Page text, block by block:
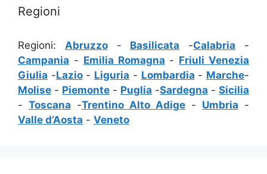
Regioni
Regioni: Abruzzo- Basilicata -Calabria -
Campania - Emilia Romagna - Friuli Venezia
Giulia -Lazio- Liguria - Lombardia - Marche-
Molise - Piemonte - Puglia -Sardegna - Sicilia
- Toscana -Trentino Alto Adige - Umbria -
Valle d’Aosta - Veneto